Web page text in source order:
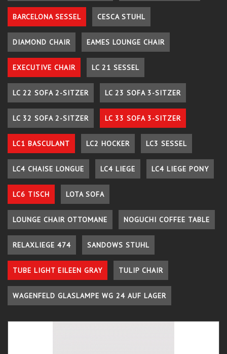
BARCELONA SESSEL CESCA STUHL
DIAMOND CHAIR EAMES LOUNGE CHAIR
EXECUTIVE CHAIR LC 21 SESSEL
LC 22 SOFA 2-SITZER LC 23 SOFA 3-SITZER
LC 32 SOFA 2-SITZER LC 33 SOFA 3-SITZER
LC1 BASCULANT LC2 HOCKER LC3 SESSEL
LC4 CHAISE LONGUE LC4 LIEGE LC4 LIEGE PONY
LC6 TISCH LOTA SOFA
LOUNGE CHAIR OTTOMANE NOGUCHI COFFEE TABLE
RELAXLIEGE 474 SANDOWS STUHL
TUBE LIGHT EILEEN GRAY TULIP CHAIR
WAGENFELD GLASLAMPE WG 24 AUF LAGER